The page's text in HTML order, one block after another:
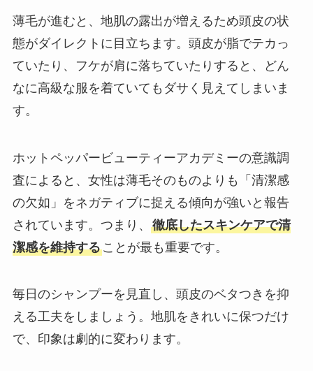
薄毛が進むと、地肌の露出が増えるため頭皮の状
態がダイレクトに目立ちます。頭皮が脂でテカっ
ていたり、フケが肩に落ちていたりすると、どん
なに高級な服を着ていてもダサく見えてしまいま
す。
ホットペッパービューティーアカデミーの意識調
査によると、女性は薄毛そのものよりも「清潔感
の欠如」をネガティブに捉える傾向が強いと報告
されています。つまり、 徹底したスキンケアで清
潔感を維持することが最も重要です。
毎日のシャンプーを見直し、頭皮のベタつきを抑
える工夫をしましょう。地肌をきれいに保つだけ
で、印象は劇的に変わります。